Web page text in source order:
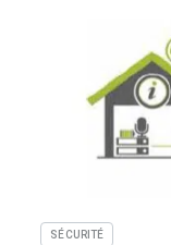
SÉCURITÉ